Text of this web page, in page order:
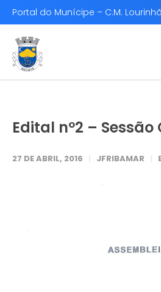
Portal do Munícipe – C.M. Lourinhã
Edital nº2 –
27 DE ABRIL, 2016 JFRIBAMAR